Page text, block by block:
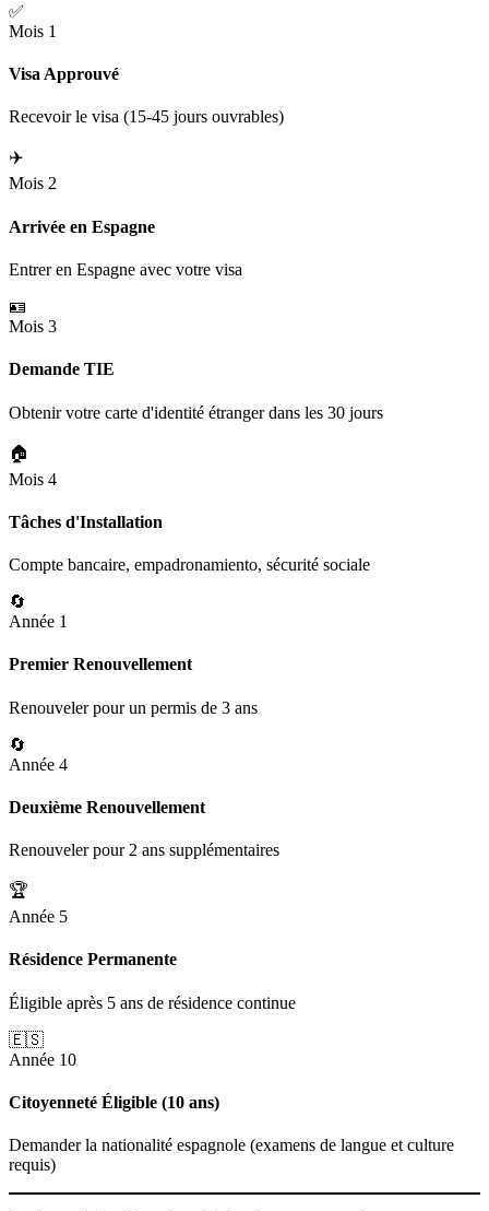
✅
Mois 1
Visa Approuvé
Recevoir le visa (15-45 jours ouvrables)
✈️
Mois 2
Arrivée en Espagne
Entrer en Espagne avec votre visa
🪪
Mois 3
Demande TIE
Obtenir votre carte d'identité étranger dans les 30 jours
🏠
Mois 4
Tâches d'Installation
Compte bancaire, empadronamiento, sécurité sociale
🔄
Année 1
Premier Renouvellement
Renouveler pour un permis de 3 ans
🔄
Année 4
Deuxième Renouvellement
Renouveler pour 2 ans supplémentaires
🏆
Année 5
Résidence Permanente
Éligible après 5 ans de résidence continue
🇪🇸
Année 10
Citoyenneté Éligible (10 ans)
Demander la nationalité espagnole (examens de langue et culture
requis)